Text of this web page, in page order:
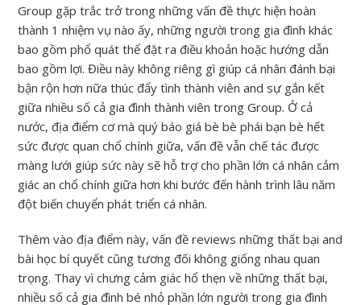
Group gặp trắc trở trong những vấn đề thực hiện hoàn
thành 1 nhiệm vụ nào ấy, những người trong gia đình khác
bao gồm phổ quát thể đặt ra điều khoản hoặc hướng dẫn
bao gồm lợi. Điều này không riêng gì giúp cá nhân đánh bại
bận rộn hơn nữa thúc đẩy tình thành viên and sự gắn kết
giữa nhiều số cả gia đình thành viên trong Group. Ở cả
nước, địa điểm cơ mà quý báo giá bè bè phái bạn bè hết
sức được quan chổ chính giữa, vấn đề vẫn chế tác được
màng lưới giúp sức này sẽ hỗ trợ cho phần lớn cá nhân cảm
giác an chổ chính giữa hơn khi bước đến hành trình lâu năm
đột biến chuyển phát triển cá nhân.
Thêm vào địa điểm này, vấn đề reviews những thất bại and
bài học bí quyết cũng tương đối không giống nhau quan
trọng. Thay vì chưng cảm giác hổ thẹn về những thất bại,
nhiều số cả gia đình bé nhỏ phần lớn người trong gia đình